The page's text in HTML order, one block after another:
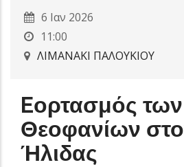
6 Ιαν 2026
11:00
ΛΙΜΑΝΑΚΙ ΠΑΛΟΥΚΙΟΥ
Eορτασμός των
Θεοφανίων
Ήλιδας